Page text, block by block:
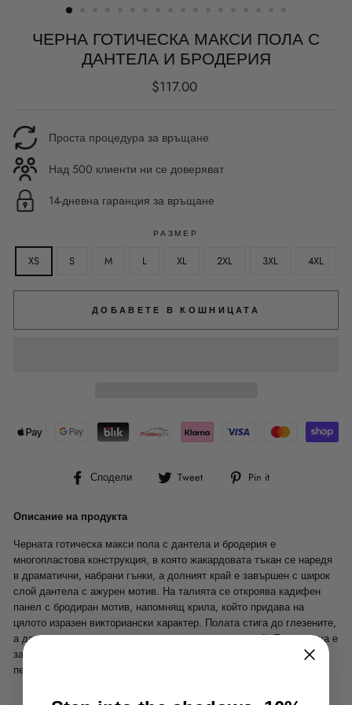
ЧЕРНА ГОТИЧЕСКА МАКСИ ПОЛА С
ДАНТЕЛА И БРОДЕРИЯ
Редовна
$117.00
Проста процедура за връщане
Над 500 клиенти ни се доверяват
14-дневна гаранция за връщане
РАЗМЕР
XS S M L XL 2XL 3XL 4XL
ДОБАВЕТЕ В КОШНИЦАТА
Сподели
СподелиTweet
Tweet
Pin it
Описание на продукта
Черната готическа макси пола с дантела и бродерия е
многопластова конструкция, в която жакардовата тъкан се наредя
в драматични, набрани гънки, а долният край е завършен с широк
слой дантела с ажурен мотив. На талията се откроява кадифен
панел с бродиран мотив, напомнящ крила, който придава на
цялото изразен викториански характер. Полата стига до глезените,
а дантеленият ръб леко излиза извън основния слой. Подходяща е
за корсети, ризи с жабо и високи обувки, като ще се впише
перфектно на фестивали в готически или dark folk стил.
Състав:
Найлон 100%